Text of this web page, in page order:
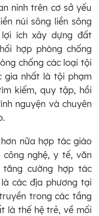
ninh trên cơ sở yếu
núi sông liền sông
ích xây dựng đất
hợp phòng chống
chống các loại tội
gia nhất là tội phạm
kiếm, quy tập, hồi
nguyện và chuyên
nữa hợp tác giáo
nghệ, y tế, văn
cường hợp tác
các địa phương tại
trong các tầng
là thế hệ trẻ, về mối